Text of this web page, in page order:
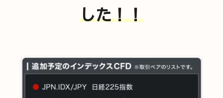
した！！